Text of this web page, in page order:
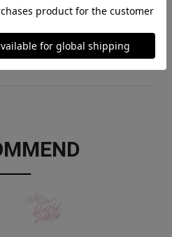
上生産国が変わる可能性がござ